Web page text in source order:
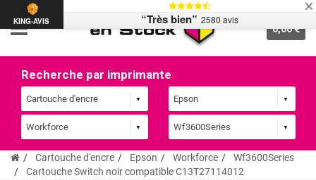
0,00 €
Recherche par imprimante
Cartouche d'encre Epson Workforce
Wf3600Series
Cartouche Switch noir compatible C13T27114012
KING-AVIS “Très bien” 2580 avis